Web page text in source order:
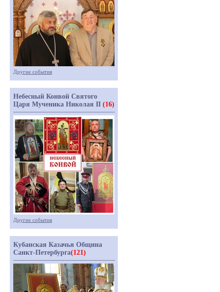
Другие события
Небесный Конвой Святого
Царя Мученика Николая II (16)
Другие события
Кубанская Казачья Община
Санкт-Петербурга(121)